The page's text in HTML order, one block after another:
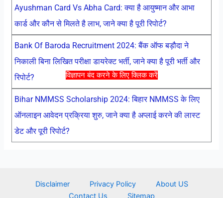
विज्ञापन बंद करने के लिए क्लिक करें
Ayushman Card Vs Abha Card: क्या है आयुष्मान और आभा
कार्ड और कौन से मिलते है लाभ, जाने क्या है पूरी रिपोर्ट?
Bank Of Baroda Recruitment 2024: बैंक ऑफ बड़ौदा ने
निकाली बिना लिखित परीक्षा डायरेक्ट भर्ती, जाने क्या है पूरी भर्ती और
रिपोर्ट?
Bihar NMMSS Scholarship 2024: बिहार NMMSS के लिए
ऑनलाइन आवेदन प्रक्रिया शुरु, जाने क्या है अप्लाई करने की लास्ट
डेट और पूरी रिपोर्ट?
Disclaimer Privacy Policy
About US
Contact Us
Sitemap